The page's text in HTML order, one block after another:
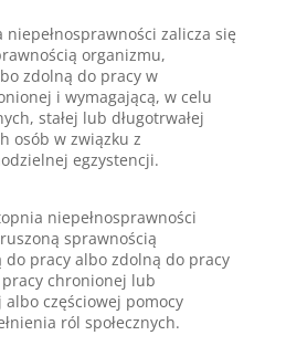
niepełnosprawności zalicza się
organizmu,
zdolną do pracy w
i wymagającą, w celu
stałej lub długotrwałej
osób w związku z
egzystencji.
niepełnosprawności
sprawnością
pracy albo zdolną do pracy
chronionej lub
albo częściowej pomocy
ról społecznych.